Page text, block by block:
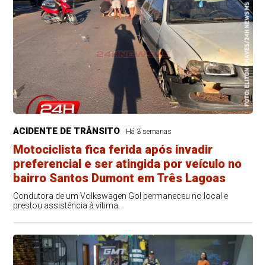
ACIDENTE DE TRÂNSITO Há 3 semanas
Motociclista fica ferida após invadir
preferencial e ser atingida por veículo no
bairro Santos Dumont em Três Lagoas
Condutora de um Volkswagen Gol permaneceu no local e
prestou assistência à vítima.